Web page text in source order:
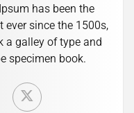
has been the
since the 1500s,
a galley of type and
specimen book.